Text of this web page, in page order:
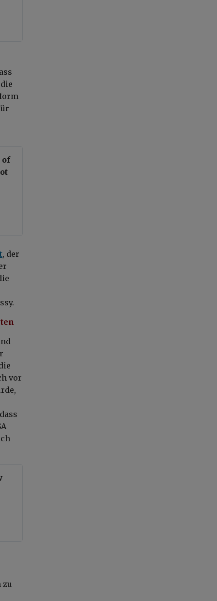
of
, der
vor
zu